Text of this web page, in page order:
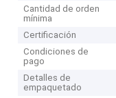
Cantidad de orden
mínima
Certificación
Condiciones de
pago
Detalles de
empaquetado